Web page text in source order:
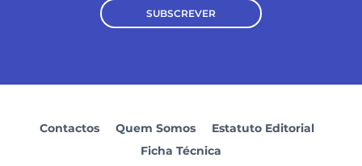
SUBSCREVER
Contactos Quem Somos
Estatuto Editorial
Ficha Técnica